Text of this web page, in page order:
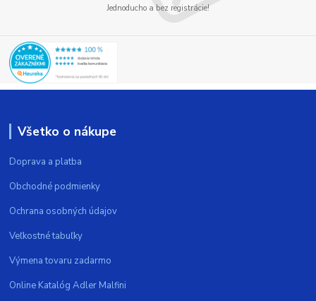
Jednoducho a bez registrácie!
Všetko o nákupe
Doprava a platba
Obchodné podmienky
Ochrana osobných údajov
Veľkostné tabuľky
Výmena tovaru zadarmo
Online Katalóg Adler Malfini